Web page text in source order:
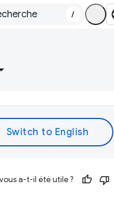
/
a-t-il été utile ?